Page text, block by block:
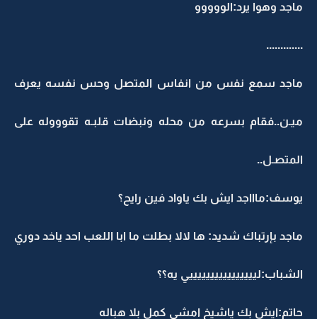
ماجد وهوا يرد:الووووو
.............
ماجد سمع نفس من انفاس المتصل وحس نفسه يعرف
ميـن..فقام بسرعه من محله ونبضات قلبـه تقوووله على
المتصـل..
يوسف:ماااجد ايش بك ياواد فين رايح؟
ماجد بإرتباك شديد: ها لالا بطلت ما ابا اللعب احد ياخد دوري
الشباب:لييييييييييييييييي يه؟؟
حاتم:ايش بك ياشيخ امشي كمل بلا هباله